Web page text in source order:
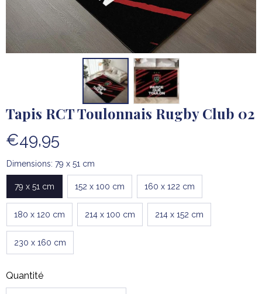
Tapis RCT Toulonnais Rugby Club 02
€49,95
Dimensions: 79 x 51 cm
79 x 51 cm 152 x 100 cm 160 x 122 cm
180 x 120 cm 214 x 100 cm 214 x 152 cm
230 x 160 cm
Quantité